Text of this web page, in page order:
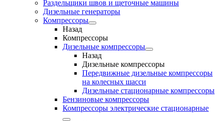
Раздельщики швов и щеточные машины
Дизельные генераторы
Компрессоры
Назад
Компрессоры
Дизельные компрессоры
Назад
Дизельные компрессоры
Передвижные дизельные компрессоры
на колесных шасси
Дизельные стационарные компрессоры
Бензиновые компрессоры
Компрессоры электрические стационарные